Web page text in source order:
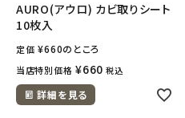
アルモニベルツ
コラム・スタッフのおすすめ
ご利用ガイド等
AURO(アウロ) カビ取りシート
10枚入
定価 ¥660のところ
当店特別価格 ¥660 税込
詳細を見る